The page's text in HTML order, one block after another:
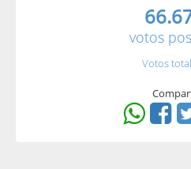
votos
Votos